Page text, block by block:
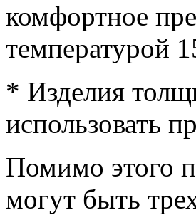
комфортное
температурой
* Изделия
использовать
Помимо этого
могут быть